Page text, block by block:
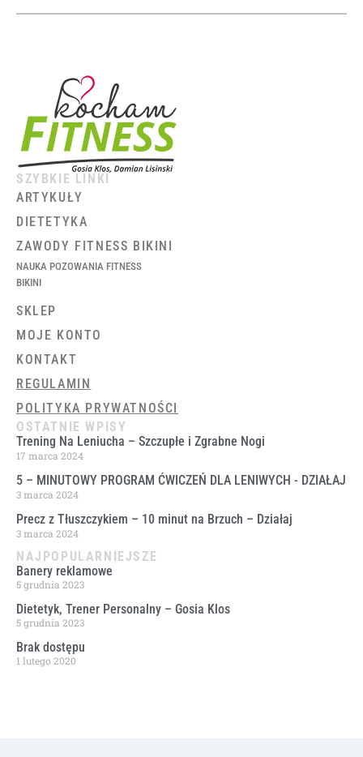
SZYBKIE LINKI
ARTYKUŁY
DIETETYKA
ZAWODY FITNESS BIKINI
NAUKA POZOWANIA FITNESS
BIKINI
SKLEP
MOJE KONTO
KONTAKT
REGULAMIN
POLITYKA PRYWATNOŚCI
OSTATNIE WPISY
Trening Na Leniucha – Szczupłe i Zgrabne Nogi
17 marca 2024
5 – MINUTOWY PROGRAM ĆWICZEŃ DLA LENIWYCH ​- DZIAŁAJ
3 marca 2024
Precz z Tłuszczykiem – 10 minut na Brzuch – Działaj
3 marca 2024
NAJPOPULARNIEJSZE
Banery reklamowe
5 grudnia 2023
Dietetyk, Trener Personalny – Gosia Klos
5 grudnia 2023
Brak dostępu
1 lutego 2020